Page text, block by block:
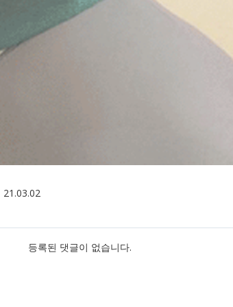
21.03.02
등록된 댓글이 없습니다.